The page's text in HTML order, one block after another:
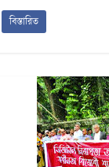
বিস্তারিত